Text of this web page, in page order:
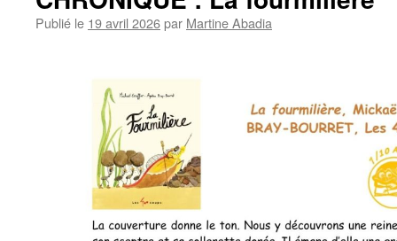
Publié le 19 avril 2026par Martine Abadia